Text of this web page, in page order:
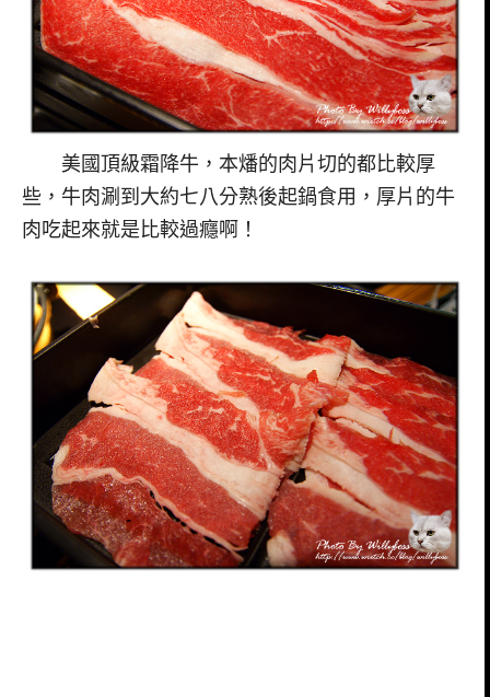
美國頂級霜降牛，本燔的肉片切的都比較厚
些，牛肉涮到大約七八分熟後起鍋食用，厚片的牛
肉吃起來就是比較過癮啊！